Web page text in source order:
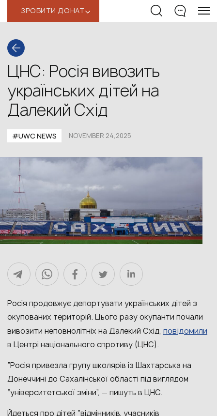
ЗРОБИТИ ДОНАТ‹
ЦНС: Росія вивозить
українських дітей на
Далекий Схід
#UWС NEWS NOVEMBER 24,2025
Росія продовжує депортувати українських дітей з
окупованих територій. Цього разу окупанти почали
вивозити неповнолітніх на Далекий Схід, повідомили
в Центрі національного спротиву (ЦНС).
“Росія привезла групу школярів із Шахтарська на
Донеччині до Сахалінської області під виглядом
“університетської зміни”, — пишуть в ЦНС.
Йдеться про дітей “відмінників, учасників